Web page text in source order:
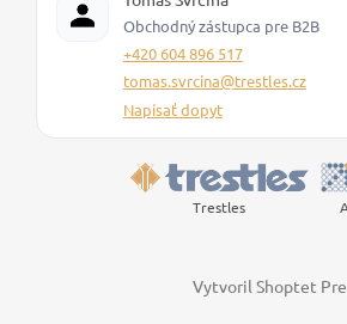
Obchodný zástupca pre B2B
+420 604 896 517
tomas.svrcina@trestles.cz
Napísať dopyt
Trestles
Vytvoril Shoptet